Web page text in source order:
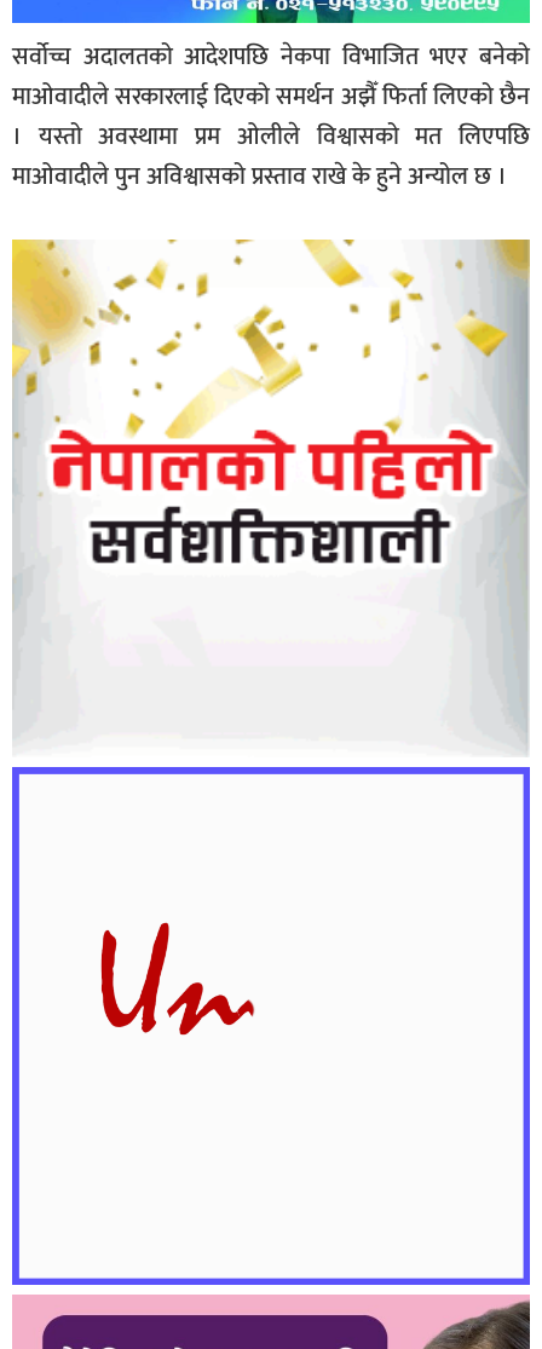
सर्वोच्च अदालतको आदेशपछि नेकपा विभाजित भएर बनेको
माओवादीले सरकारलाई दिएको समर्थन अझैँ फिर्ता लिएको छैन
। यस्तो अवस्थामा प्रम ओलीले विश्वासको मत लिएपछि
माओवादीले पुन अविश्वासको प्रस्ताव राखे के हुने अन्योल छ ।